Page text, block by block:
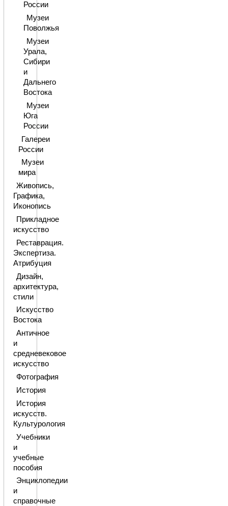
России
Музеи
Поволжья
Музеи
Урала,
Сибири
и
Дальнего
Востока
Музеи
Юга
России
Галереи
России
Музеи
мира
Живопись,
Графика,
Иконопись
Прикладное
искусство
Реставрация.
Экспертиза.
Атрибуция
Дизайн,
архитектура,
стили
Искусство
Востока
Античное
и
средневековое
искусство
Фотография
История
История
искусств.
Культурология
Учебники
и
учебные
пособия
Энциклопедии
и
справочные